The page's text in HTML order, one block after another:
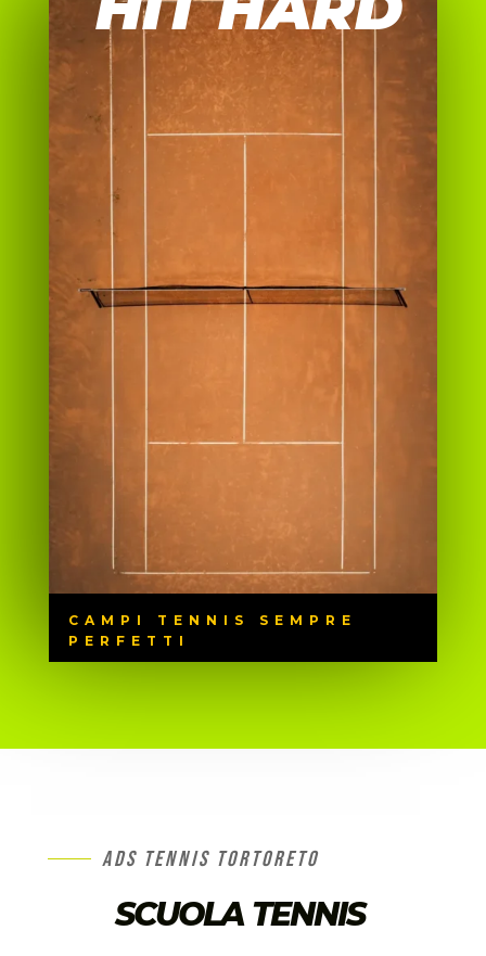
CAMPI TENNIS SEMPRE
PERFETTI
ADS TENNIS TORTORETO
SCUOLA TENNIS